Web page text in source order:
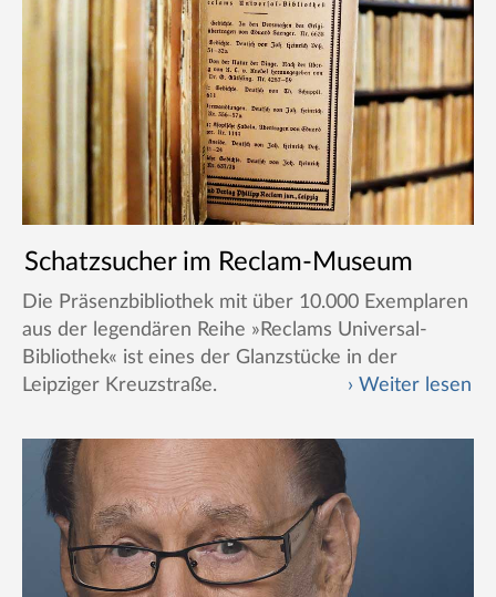
Schatzsucher im Reclam-Museum
Die Präsenzbibliothek mit über 10.000 Exemplaren
aus der legendären Reihe »Reclams Universal-
Bibliothek« ist eines der Glanzstücke in der
Leipziger Kreuzstraße.
Weiter lesen